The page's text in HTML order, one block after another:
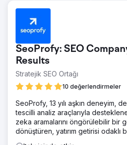
SeoProfy: SEO
Results
Stratejik SEO Ortağı
10 değerlendirmeler
SeoProfy, 13 yılı aşkın deneyim,
tescilli analiz araçlarıyla
zeka aramalarını öngörülebilir bir
dönüştüren, yatırım getirisi odaklı